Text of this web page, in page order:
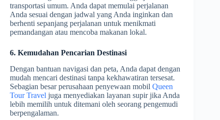
transportasi umum. Anda dapat memulai perjalanan
Anda sesuai dengan jadwal yang Anda inginkan dan
berhenti sepanjang perjalanan untuk menikmati
pemandangan atau mencoba makanan lokal.
6. Kemudahan Pencarian Destinasi
Dengan bantuan navigasi dan peta, Anda dapat dengan
mudah mencari destinasi tanpa kekhawatiran tersesat.
Sebagian besar perusahaan penyewaan mobil Queen
Tour Travel juga menyediakan layanan supir jika Anda
lebih memilih untuk ditemani oleh seorang pengemudi
berpengalaman.